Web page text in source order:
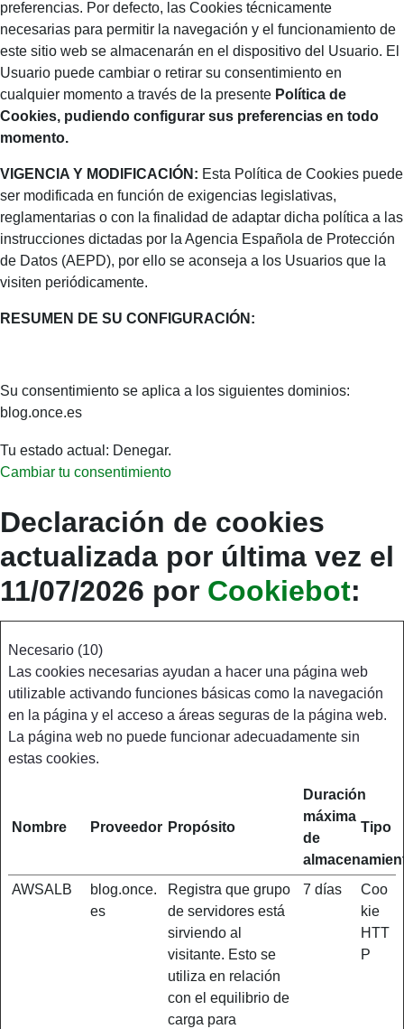
preferencias. Por defecto, las Cookies técnicamente
necesarias para permitir la navegación y el funcionamiento de
este sitio web se almacenarán en el dispositivo del Usuario. El
Usuario puede cambiar o retirar su consentimiento en
cualquier momento a través de la presente Política de
Cookies, pudiendo configurar sus preferencias en todo
momento.
VIGENCIA Y MODIFICACIÓN: Esta Política de Cookies puede
ser modificada en función de exigencias legislativas,
reglamentarias o con la finalidad de adaptar dicha política a las
instrucciones dictadas por la Agencia Española de Protección
de Datos (AEPD), por ello se aconseja a los Usuarios que la
visiten periódicamente.
RESUMEN DE SU CONFIGURACIÓN:
Su consentimiento se aplica a los siguientes dominios:
blog.once.es
Tu estado actual: Denegar.
Cambiar tu consentimiento
Declaración de cookies
actualizada por última vez el
11/07/2026 por Cookiebot:
Necesario (10)
Las cookies necesarias ayudan a hacer una página web
utilizable activando funciones básicas como la navegación
en la página y el acceso a áreas seguras de la página web.
La página web no puede funcionar adecuadamente sin
estas cookies.
Nombre Proveedor Propósito
Duración
máxima
de
Tipo
AWSALB
blog.once.
es
Registra que grupo
de servidores está
sirviendo al
visitante. Esto se
utiliza en relación
con el equilibrio de
carga para
7 días
Coo
kie
HTT
P